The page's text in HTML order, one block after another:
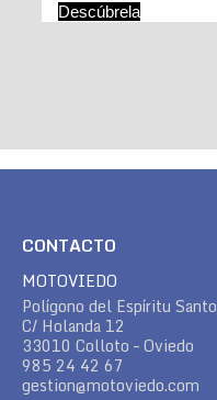
Descúbrela
CONTACTO
MOTOVIEDO
Polígono del Espíritu Santo
C/ Holanda 12
33010 Colloto – Oviedo
985 24 42 67
gestion@motoviedo.com